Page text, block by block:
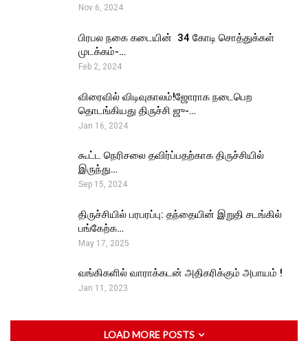
Nov 6, 2024
பிரபல நகை கடையின் ₹ 34 கோடி சொத்துக்கள்
முடக்கம்-…
Feb 2, 2024
விரைவில் விடிவுகாலம்!ஜோராக நடைபெற
தொடங்கியது திருச்சி ஜு-…
Jan 16, 2024
கூட்ட நெரிசலை தவிர்ப்பதற்காக திருச்சியில்
இருந்து…
Sep 15, 2024
திருச்சியில் பரபரப்பு: தந்தையின் இறுதி சடங்கில்
பங்கேற்க…
May 17, 2025
வங்கிகளில் வாராக்கடன் அதிகரிக்கும் அபாயம் !
Jan 11, 2023
LOAD MORE POSTS